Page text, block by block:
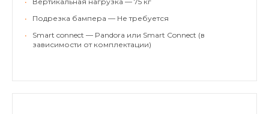
•
Подрезка бампера — Не требуется
•
Smart connect — Pandora или Smart Connect (в
зависимости от комплектации)